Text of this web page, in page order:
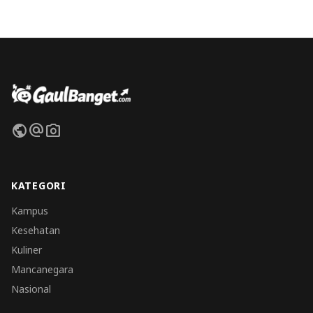
publicalternate_emailphoto_camera
KATEGORI
Kampus
Kesehatan
Kuliner
Mancanegara
Nasional